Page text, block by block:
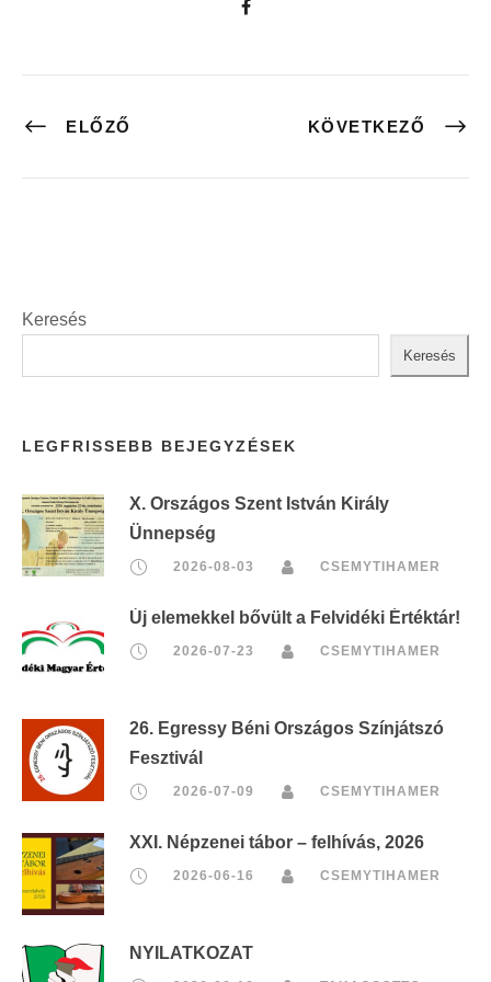
ELŐZŐ KÖVETKEZŐ
Keresés
Keresés
LEGFRISSEBB BEJEGYZÉSEK
X. Országos Szent István Király
Ünnepség
2026-08-03 CSEMYTIHAMER
Új elemekkel bővült a Felvidéki Értéktár!
2026-07-23 CSEMYTIHAMER
26. Egressy Béni Országos Színjátszó
Fesztivál
2026-07-09 CSEMYTIHAMER
XXI. Népzenei tábor – felhívás, 2026
2026-06-16 CSEMYTIHAMER
NYILATKOZAT